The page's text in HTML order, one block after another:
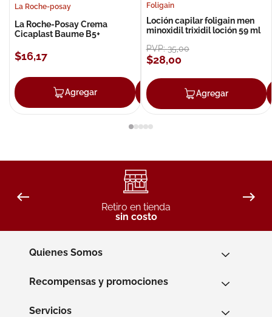
La Roche-posay
La Roche-Posay Crema
Cicaplast Baume B5+
$16,17
Agregar Agregar
Foligain
Loción capilar foligain men
minoxidil trixidil loción 59 ml
PVP:35,00
$28,00
Agregar
Retiro en tienda
sin costo
Quienes Somos
Recompensas y promociones
Servicios